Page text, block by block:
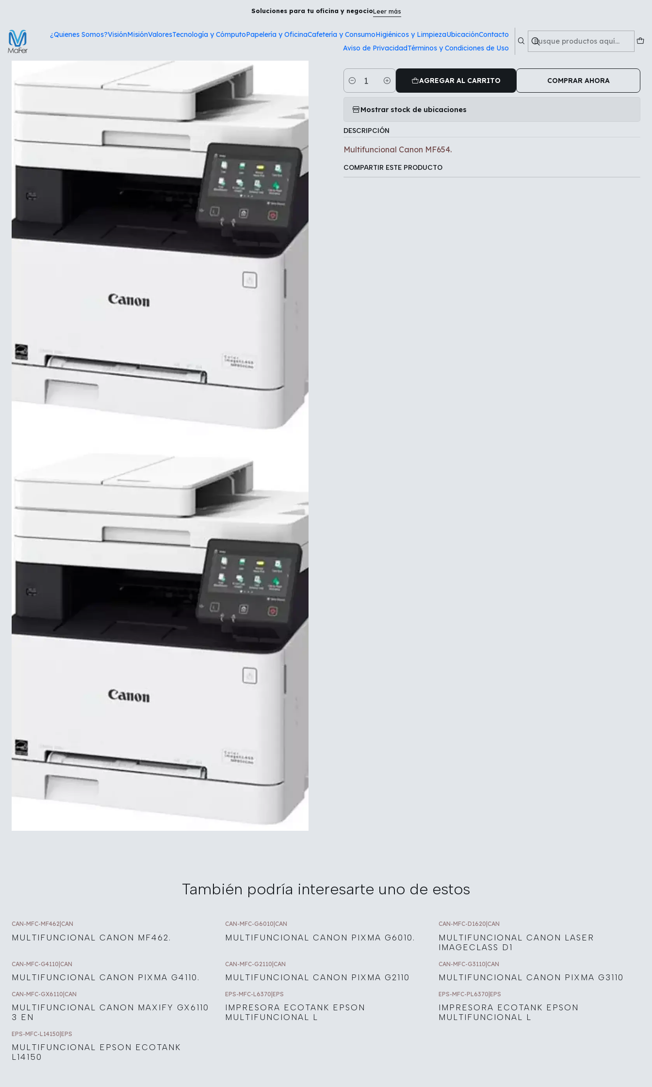
¿Quienes Somos?VisiónMisiónValoresTecnología y CómputoPapelería y OficinaCafetería y ConsumoHigiénicos y LimpiezaUbicaciónContacto
Aviso de PrivacidadTérminos y Condiciones de Uso
Soluciones para tu oficina y negocioLeer más
Tecnología y Cómputo Multifuncional Canon MF654.
Multifuncional Canon MF654.
Cantidad
AGREGAR AL CARRITO COMPRAR AHORA
Mostrar stock de ubicaciones
DESCRIPCIÓN
Multifuncional Canon MF654.
COMPARTIR ESTE PRODUCTO
También podría interesarte uno de estos
CAN-MFC-MF462 CAN
MULTIFUNCIONAL CANON MF462.
CAN-MFC-G6010 CAN
MULTIFUNCIONAL CANON PIXMA G6010.
CAN-MFC-D1620 CAN
MULTIFUNCIONAL CANON LASER
IMAGECLASS D1
CAN-MFC-G4110|CAN
MULTIFUNCIONAL CANON PIXMA G4110.
CAN-MFC-G2110|CAN
MULTIFUNCIONAL CANON PIXMA G2110
CAN-MFC-G3110|CAN
MULTIFUNCIONAL CANON PIXMA G3110
CAN-MFC-GX6110 CAN
MULTIFUNCIONAL CANON MAXIFY GX6110
3 EN
EPS-MFC-L6370 EPS
IMPRESORA ECOTANK EPSON
MULTIFUNCIONAL L
EPS-MFC-PL6370 EPS
IMPRESORA ECOTANK EPSON
MULTIFUNCIONAL L
EPS-MFC-L14150 EPS
MULTIFUNCIONAL EPSON ECOTANK
L14150